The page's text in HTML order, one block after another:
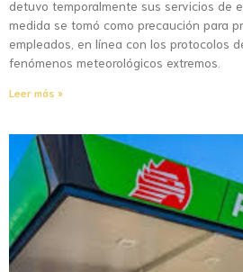
detuvo temporalmente sus servicios de
medida se tomó como precaución para
empleados, en línea con los protocolos
fenómenos meteorológicos extremos.
Leer más »